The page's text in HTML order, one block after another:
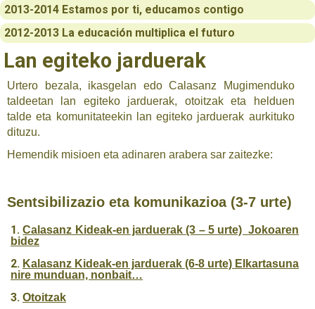
2013-2014 Estamos por ti, educamos contigo
2012-2013 La educación multiplica el futuro
Lan egiteko jarduerak
Urtero bezala, ikasgelan edo Calasanz Mugimenduko
taldeetan lan egiteko jarduerak, otoitzak eta helduen
talde eta komunitateekin lan egiteko jarduerak aurkituko
dituzu.
Hemendik misioen eta adinaren arabera sar zaitezke:
Sentsibilizazio eta komunikazioa (3-7 urte)
Calasanz Kideak-en jarduerak (3 – 5 urte) Jokoaren
bidez
Kalasanz Kideak-en jarduerak (6-8 urte) Elkartasuna
nire munduan, nonbait…
Otoitzak